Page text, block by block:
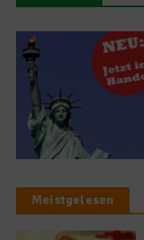
Meistgelesen